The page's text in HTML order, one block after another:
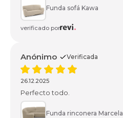
Funda sofá Kawa
verificado por
Anónimo Verificada
26.12.2025
Perfecto todo.
Funda rinconera Marcela